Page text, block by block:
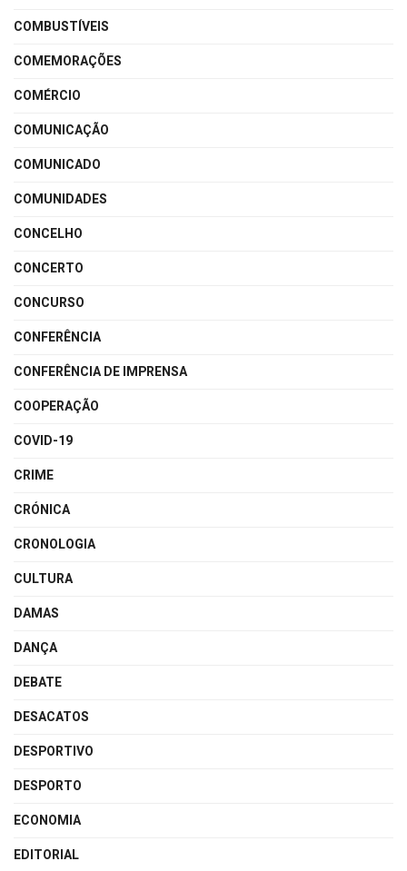
COMBUSTÍVEIS
COMEMORAÇÕES
COMÉRCIO
COMUNICAÇÃO
COMUNICADO
COMUNIDADES
CONCELHO
CONCERTO
CONCURSO
CONFERÊNCIA
CONFERÊNCIA DE IMPRENSA
COOPERAÇÃO
COVID-19
CRIME
CRÓNICA
CRONOLOGIA
CULTURA
DAMAS
DANÇA
DEBATE
DESACATOS
DESPORTIVO
DESPORTO
ECONOMIA
EDITORIAL